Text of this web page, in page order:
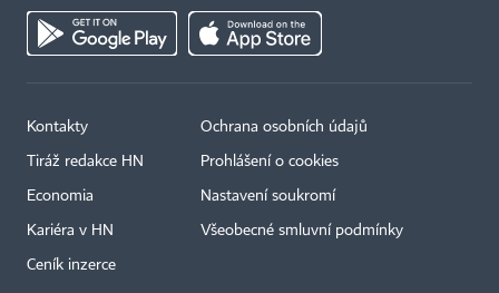
Kontakty
Tiráž redakce HN
Economia
Kariéra v HN
Ceník inzerce
Ochrana osobních údajů
Prohlášení o cookies
Nastavení soukromí
Všeobecné smluvní podmínky